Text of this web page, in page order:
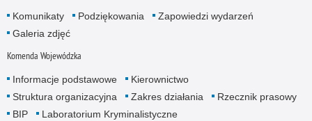
Komunikaty Podziękowania
Zapowiedzi wydarzeń
Galeria zdjęć
Komenda Wojewódzka
Informacje podstawowe
Kierownictwo
Struktura organizacyjna
Zakres działania
Rzecznik prasowy
BIP
Laboratorium Kryminalistyczne